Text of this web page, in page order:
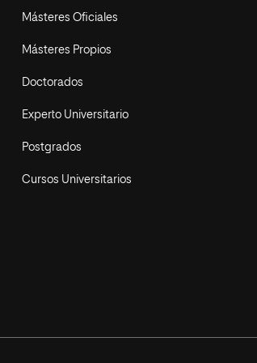
Másteres Oficiales
Másteres Propios
Doctorados
Experto Universitario
Postgrados
Cursos Universitarios